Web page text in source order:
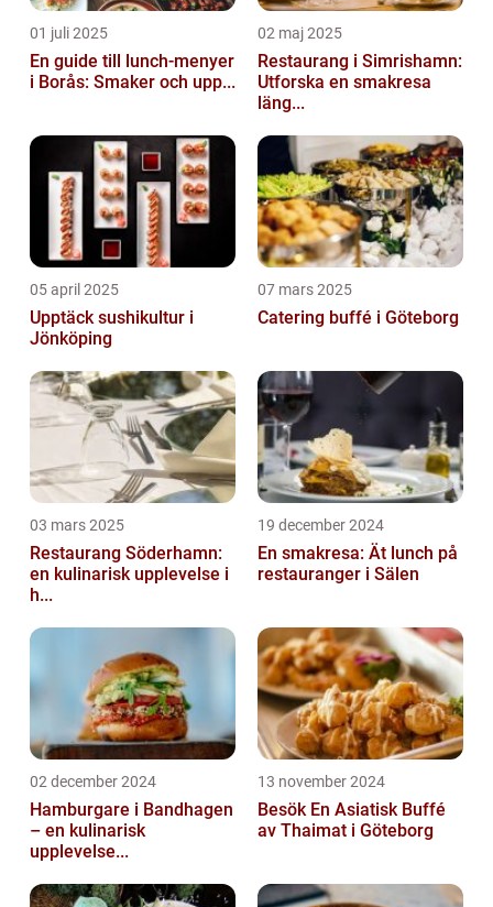
01 juli 2025
En guide till lunch-menyer
i Borås: Smaker och upp...
02 maj 2025
Restaurang i Simrishamn:
Utforska en smakresa
läng...
05 april 2025
Upptäck sushikultur i
Jönköping
07 mars 2025
Catering buffé i Göteborg
03 mars 2025
Restaurang Söderhamn:
en kulinarisk upplevelse i
h...
19 december 2024
En smakresa: Ät lunch på
restauranger i Sälen
02 december 2024
Hamburgare i Bandhagen
– en kulinarisk
upplevelse...
13 november 2024
Besök En Asiatisk Buffé
av Thaimat i Göteborg